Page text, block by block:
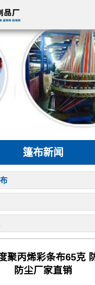
篷布新闻
聚丙烯彩条布65克
防尘厂家直销